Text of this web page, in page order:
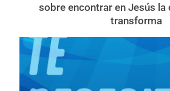
sobre encontrar en Jesús la
transforma